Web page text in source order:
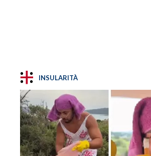
INSULARITÀ